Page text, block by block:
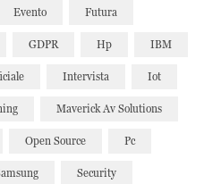
Evento Futura
GDPR Hp IBM
Intervista Iot
Maverick Av Solutions
Open Source Pc
Security